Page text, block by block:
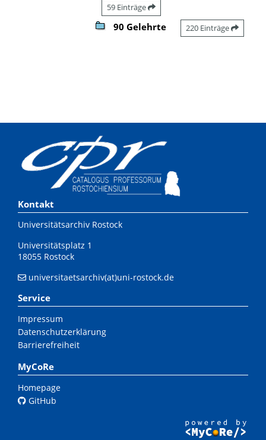
59 Einträge
90 Gelehrte 220 Einträge
Kontakt
Universitätsarchiv Rostock
Universitätsplatz 1
18055 Rostock
universitaetsarchiv(at)uni-rostock.de
Service
Impressum
Datenschutzerklärung
Barrierefreiheit
MyCoRe
Homepage
GitHub